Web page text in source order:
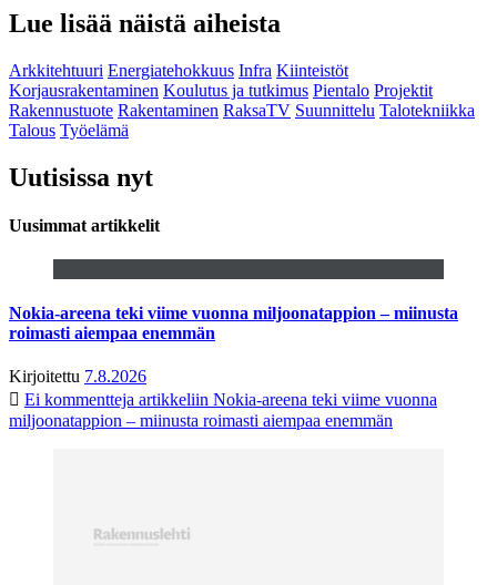
Lue lisää näistä aiheista
Arkkitehtuuri Energiatehokkuus Infra Kiinteistöt
Korjausrakentaminen Koulutus ja tutkimus Pientalo Projektit
Rakennustuote Rakentaminen RaksaTV Suunnittelu Talotekniikka
Talous Työelämä
Uutisissa nyt
Uusimmat artikkelit
Nokia-areena teki viime vuonna miljoonatappion – miinusta
roimasti aiempaa enemmän
Kirjoitettu 7.8.2026
Ei kommentteja artikkeliin Nokia-areena teki viime vuonna
miljoonatappion – miinusta roimasti aiempaa enemmän